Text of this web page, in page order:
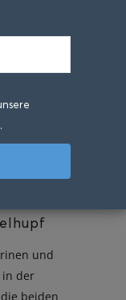
und
in der
beiden